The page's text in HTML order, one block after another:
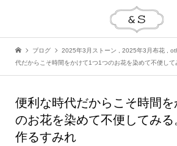
ブログ 2025年3月ストーン 2025年3月布花
代だからこそ時間をかけて1つ1つのお花を染めて不便して
便利な時代だからこそ時間
のお花を染めて不便してみ
作るすみれ